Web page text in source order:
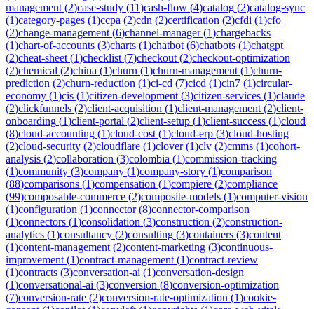
management (2)case-study (11)cash-flow (4)catalog (2)catalog-sync
(1)category-pages (1)ccpa (2)cdn (2)certification (2)cfdi (1)cfo
(2)change-management (6)channel-manager(1)chargebacks
(1)chart-of-accounts (3)charts (1)chatbot (6)chatbots (1)chatgpt
(2)cheat-sheet (1)checklist (7)checkout (2)checkout-optimization
(2)chemical (2)china (1)churn (1)churn-management (1)churn-
prediction (2)churn-reduction (1)ci-cd (7)cicd (1)cin7 (1)circular-
economy (1)cis (1)citizen-development (3)citizen-services (1)claude
(2)clickfunnels (2)client-acquisition (1)client-management (2)client-
onboarding (1)client-portal (2)client-setup (1)client-success (1)cloud
(8)cloud-accounting (1)cloud-cost (1)cloud-erp (3)cloud-hosting
(2)cloud-security (2)cloudflare (1)clover(1)clv (2)cmms (1)cohort-
analysis (2)collaboration (3)colombia (1)commission-tracking
(1)community (3)company (1)company-story (1)comparison
(88)comparisons (1)compensation (1)compiere (2)compliance
(99)composable-commerce (2)composite-models (1)computer-vision
(1)configuration (1)connector(8)connector-comparison
(1)connectors (1)consolidation (3)construction (2)construction-
analytics (1)consultancy (2)consulting (3)containers (3)content
(1)content-management (2)content-marketing (3)continuous-
improvement (1)contract-management (1)contract-review
(1)contracts (3)conversation-ai (1)conversation-design
(1)conversational-ai (3)conversion (8)conversion-optimization
(7)conversion-rate (2)conversion-rate-optimization (1)cookie-